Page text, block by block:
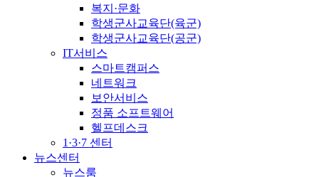
복지·문화
학생군사교육단(육군)
학생군사교육단(공군)
IT서비스
스마트캠퍼스
네트워크
보안서비스
정품 소프트웨어
헬프데스크
1·3·7 센터
뉴스센터
뉴스룸